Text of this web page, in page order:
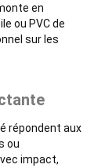
en
ou PVC de
sur les
répondent aux
ou
impact,